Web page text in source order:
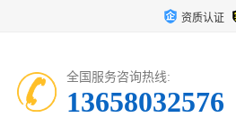
资质认证
全国服务咨询热线:
13658032576